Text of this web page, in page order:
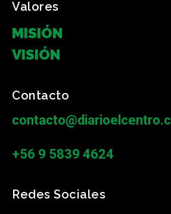
Valores
MISIÓN
VISIÓN
Contacto
contacto@diarioelcentro.cl
+56 9 5839 4624
Redes Sociales